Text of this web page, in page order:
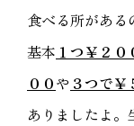
食べる所がある
基本 １つ￥２０
００や ３つで￥
ありましたよ